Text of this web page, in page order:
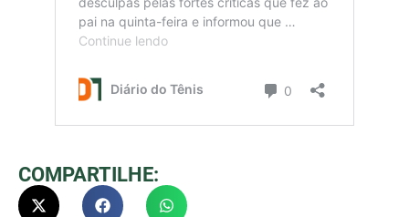
COMPARTILHE: